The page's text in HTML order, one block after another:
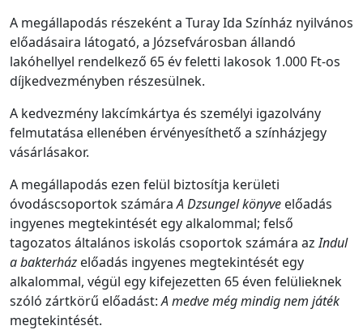
A megállapodás részeként a Turay Ida Színház nyilvános
előadásaira látogató, a Józsefvárosban állandó
lakóhellyel rendelkező 65 évfeletti lakosok 1.000 Ft-os
díjkedvezményben részesülnek.
A kedvezmény lakcímkártya és személyi igazolvány
felmutatása ellenében érvényesíthető a színházjegy
vásárlásakor.
A megállapodás ezen felül biztosítja kerületi
óvodáscsoportok számáraA Dzsungel könyve előadás
ingyenes megtekintését egy alkalommal; felső
tagozatos általános iskolás csoportok számára azIndul
a bakterház előadás ingyenes megtekintését egy
alkalommal, végül egy kifejezetten 65 éven felülieknek
szóló zártkörű előadást:A medve még mindig nem játék
megtekintését.